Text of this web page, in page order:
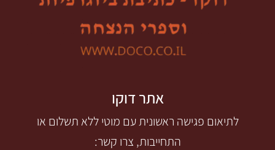
אתר דוקו
לתיאום פגישה ראשונית עם מוטי ללא תשלום או
התחייבות, צרו קשר: